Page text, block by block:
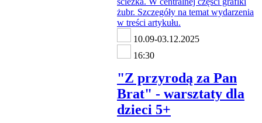
10.09-03.12.2025
16:30
"Z przyrodą za Pan
Brat" - warsztaty dla
dzieci 5+